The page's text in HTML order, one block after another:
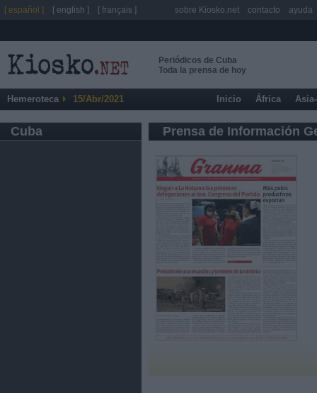
Periódicos de Cuba
Toda la prensa de hoy
Hemeroteca 15/Abr/2021 Inicio África
Cuba Prensa de Información
[ español ] [ english ] [ français ] sobre Kiosko.net contacto ayuda